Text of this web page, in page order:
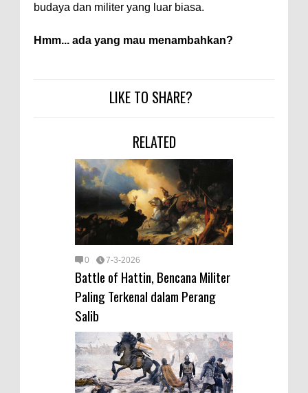
budaya dan militer yang luar biasa.
Hmm... ada yang mau menambahkan?
LIKE TO SHARE?
RELATED
0 7-3-2026
Battle of Hattin, Bencana Militer
Paling Terkenal dalam Perang
Salib